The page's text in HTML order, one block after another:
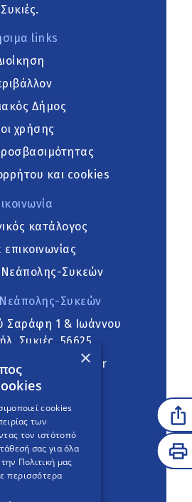
Συκιές.
links
Δήμος
χρήσης
και cookies
κατάλογος
Συκεών
Συκεών
Σαράφη 1 & Ιωάννου
Συκιές, 56625
Version
project
×
cookies
των
τον ιστότοπό
σας για όλα
Πολιτική μας
περισσότερα